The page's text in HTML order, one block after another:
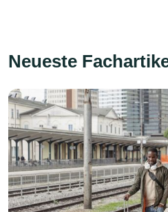
Neueste